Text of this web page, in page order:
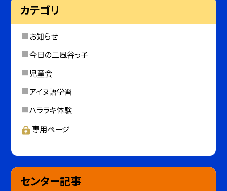
カテゴリ
お知らせ
今日の二風谷っ子
児童会
アイヌ語学習
ハララキ体験
専用ページ
センター記事